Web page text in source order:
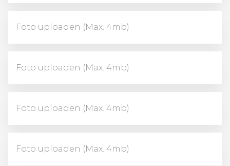
Foto uploaden (Max. 4mb)
Foto uploaden (Max. 4mb)
Foto uploaden (Max. 4mb)
Foto uploaden (Max. 4mb)